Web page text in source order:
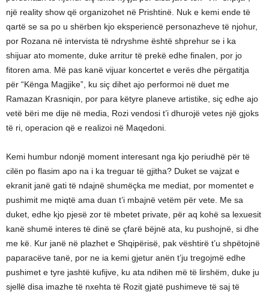
një reality show që organizohet në Prishtinë. Nuk e kemi ende të
qartë se sa po u shërben kjo eksperiencë personazheve të njohur,
por Rozana në intervista të ndryshme është shprehur se i ka
shijuar ato momente, duke arritur të prekë edhe finalen, por jo
fitoren ama. Më pas kanë vijuar koncertet e verës dhe përgatitja
për “Kënga Magjike”, ku siç dihet ajo performoi në duet me
Ramazan Krasniqin, por para këtyre planeve artistike, siç edhe ajo
vetë bëri me dije në media, Rozi vendosi t’i dhurojë vetes një gjoks
të ri, operacion që e realizoi në Maqedoni.
Kemi humbur ndonjë moment interesant nga kjo periudhë për të
cilën po flasim apo na i ka treguar të gjitha? Duket se vajzat e
ekranit janë gati të ndajnë shumëçka me mediat, por momentet e
pushimit me miqtë ama duan t’i mbajnë vetëm për vete. Me sa
duket, edhe kjo pjesë zor të mbetet private, për aq kohë sa lexuesit
kanë shumë interes të dinë se çfarë bëjnë ata, ku pushojnë, si dhe
me kë. Kur janë në plazhet e Shqipërisë, pak vështirë t’u shpëtojnë
paparacëve tanë, por ne ia kemi gjetur anën t’ju tregojmë edhe
pushimet e tyre jashtë kufijve, ku ata ndihen më të lirshëm, duke ju
sjellë disa imazhe të nxehta të Rozit gjatë pushimeve të saj të